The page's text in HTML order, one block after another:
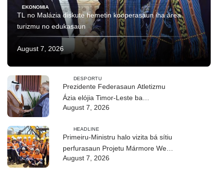
EKONOMIA
TL no Malázia diskute hemetin kooperasaun iha área
turizmu no edukasaun
August 7, 2026
DESPORTU
Prezidente Federasaun Atletizmu
Ázia elójia Timor-Leste ba
realizasaun DIM 2026
August 7, 2026
HEADLINE
Primeiru-Ministru halo vizita bá sítiu
perfurasaun Projetu Mármore We-
uah iha Ilimanu
August 7, 2026